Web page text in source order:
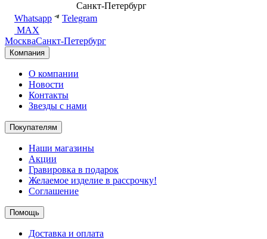
Санкт-Петербург
Whatsapp
Telegram
MAX
МоскваСанкт-Петербург
Компания
О компании
Новости
Контакты
Звезды с нами
Покупателям
Наши магазины
Акции
Гравировка в подарок
Желаемое изделие в рассрочку!
Соглашение
Помощь
Доставка и оплата